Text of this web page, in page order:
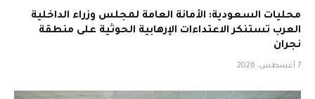
محليات السعودية: الأمانة العامة لمجلس وزراء الداخلية
العرب تستنكر الاعتداءات الإرهابية الحوثية على منطقة
نجران
7 أغسطس، 2026